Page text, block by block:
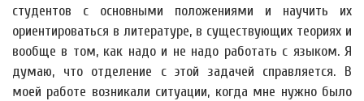
студентов с основными положениями и научить их
ориентироваться в литературе, в существующих теориях и
вообще в том, как надо и не надо работать с языком. Я
думаю, что отделение с этой задачей справляется. В
моей работе возникали ситуации, когда мне нужно было